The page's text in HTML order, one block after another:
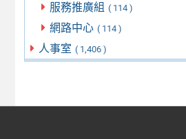
服務推廣組 ( 114 )
網路中心 ( 114 )
人事室 ( 1,406 )